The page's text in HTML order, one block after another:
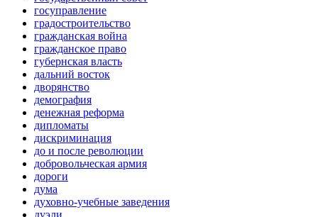
госуправление
градостроительство
гражданская война
гражданское право
губернская власть
дальний восток
дворянство
демография
денежная реформа
дипломаты
дискриминация
до и после революции
добровольческая армия
дороги
дума
духовно-учебные заведения